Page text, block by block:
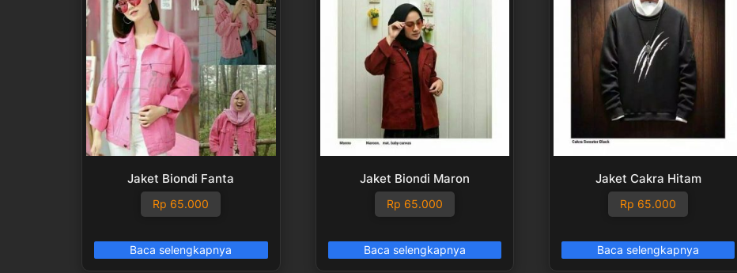
Jaket Biondi Fanta
Rp 65.000
Baca selengkapnya
Jaket Biondi Maron
Rp 65.000
Baca selengkapnya
Jaket Cakra Hitam
Rp 65.000
Baca selengkapnya